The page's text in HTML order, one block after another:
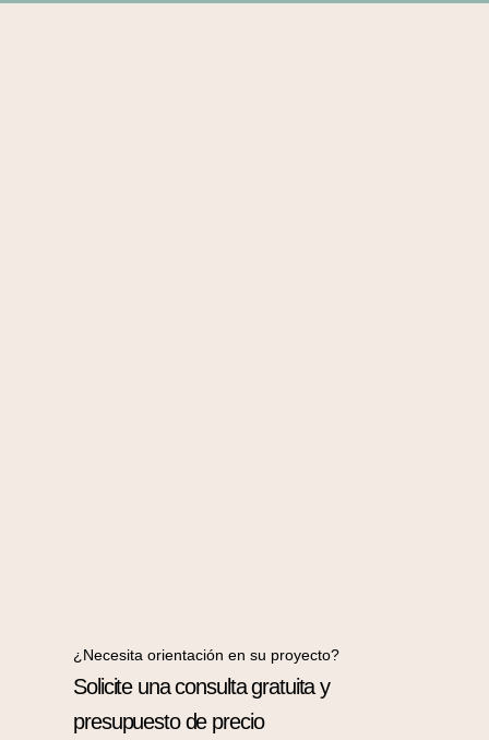
¿Necesita orientación en su proyecto?
Solicite una consulta gratuita y
presupuesto de precio